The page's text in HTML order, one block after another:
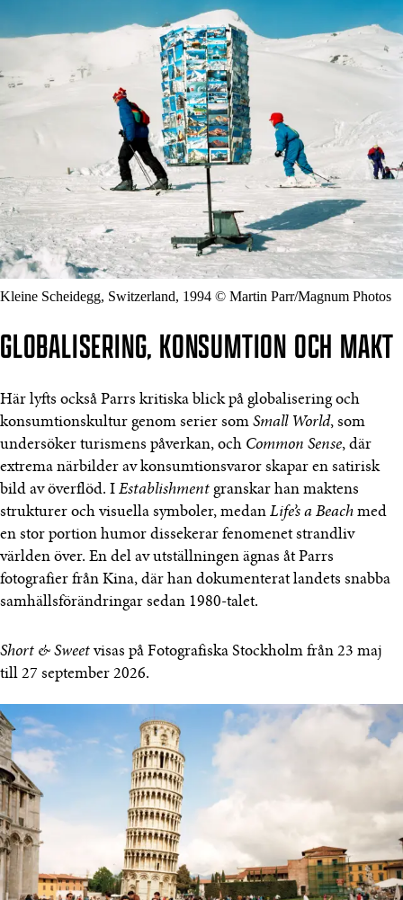
Kleine Scheidegg, Switzerland, 1994 © Martin Parr/Magnum Photos
GLOBALISERING, KONSUMTION OCH MAKT
Här lyfts också Parrs kritiska blick på globalisering och
konsumtionskultur genom serier som Small World, som
undersöker turismens påverkan, och Common Sense, där
extrema närbilder av konsumtionsvaror skapar en satirisk
bild av överflöd. I Establishment granskar han maktens
strukturer och visuella symboler, medan Life’s a Beach med
en stor portion humor dissekerar fenomenet strandliv
världen över. En del av utställningen ägnas åt Parrs
fotografier från Kina, där han dokumenterat landets snabba
samhällsförändringar sedan 1980-talet.
Short & Sweet visas på Fotografiska Stockholm från 23 maj
till 27 september 2026.